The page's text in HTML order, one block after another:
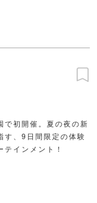
で初開催。夏の夜の新
す、9日間限定の体験
インメント！